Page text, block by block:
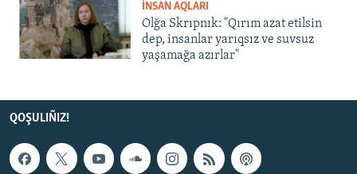
İNSAN AQLARI
Olğa Skrıpnık: "Qırım azat etilsin
dep, insanlar yarıqsız ve suvsuz
yaşamağa azırlar"
QOŞULIÑIZ!